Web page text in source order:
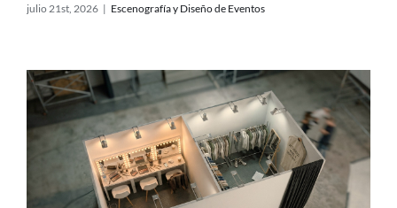
julio 21st, 2026 | Escenografía y Diseño de Eventos